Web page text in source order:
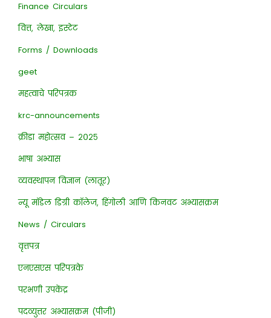
Finance Circulars
वित्त, लेखा, इस्टेट
Forms / Downloads
geet
महत्वाचे परिपत्रक
krc-announcements
क्रीडा महोत्सव – २०२५
भाषा अभ्यास
व्यवस्थापन विज्ञान (लातूर)
न्यू मॉडेल डिग्री कॉलेज, हिंगोली आणि किनवट अभ्यासक्रम
News / Circulars
वृत्तपत्र
एनएसएस परिपत्रके
परभणी उपकेंद्र
पदव्युत्तर अभ्यासक्रम (पीजी)